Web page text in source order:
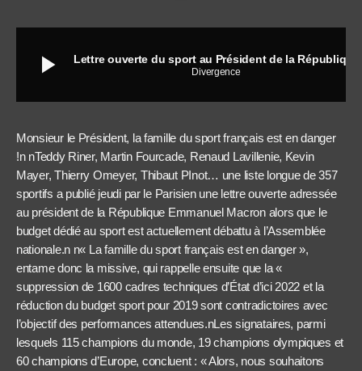
play_arrow Divergence
Monsieur le Président, la famille du sport français est en danger
!n nTeddy Riner, Martin Fourcade, Renaud Lavillenie, Kevin
Mayer, Thierry Omeyer, Thibaut PInot… une liste longue de 357
sportifs a publié jeudi par le Parisien une lettre ouverte adressée
au président de la République Emmanuel Macron alors que le
budget dédié au sport est actuellement débattu à l’Assemblée
nationale.n n« La famille du sport français est en danger »,
entame donc la missive, qui rappelle ensuite que la «
suppression de 1600 cadres techniques d’État d’ici 2022 et la
réduction du budget sport pour 2019 sont contradictoires avec
l’objectif des performances attendues.nLes signataires, parmi
lesquels 115 champions du monde, 19 champions olympiques et
60 champions d’Europe, concluent : « Alors, nous souhaitons